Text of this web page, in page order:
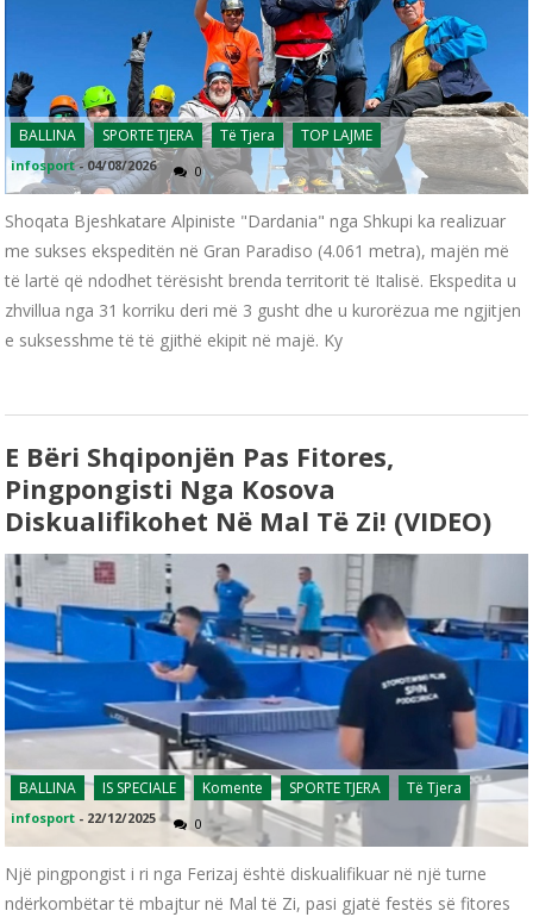
BALLINA SPORTE TJERA Të Tjera TOP LAJME
infosport - 04/08/2026 0
Shoqata Bjeshkatare Alpiniste "Dardania" nga Shkupi ka realizuar
me sukses ekspeditën në Gran Paradiso (4.061 metra), majën më
të lartë që ndodhet tërësisht brenda territorit të Italisë. Ekspedita u
zhvillua nga 31 korriku deri më 3 gusht dhe u kurorëzua me ngjitjen
e suksesshme të të gjithë ekipit në majë. Ky
E Bëri Shqiponjën Pas Fitores,
Pingpongisti Nga Kosova
Diskualifikohet Në Mal Të Zi! (VIDEO)
BALLINA IS SPECIALE Komente SPORTE TJERA Të Tjera
infosport - 22/12/2025 0
Një pingpongist i ri nga Ferizaj është diskualifikuar në një turne
ndërkombëtar të mbajtur në Mal të Zi, pasi gjatë festës së fitores